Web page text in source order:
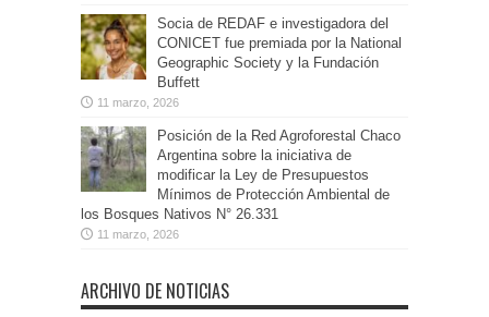
Socia de REDAF e investigadora del
CONICET fue premiada por la National
Geographic Society y la Fundación
Buffett
11 marzo, 2026
Posición de la Red Agroforestal Chaco
Argentina sobre la iniciativa de
modificar la Ley de Presupuestos
Mínimos de Protección Ambiental de
los Bosques Nativos N° 26.331
11 marzo, 2026
ARCHIVO DE NOTICIAS